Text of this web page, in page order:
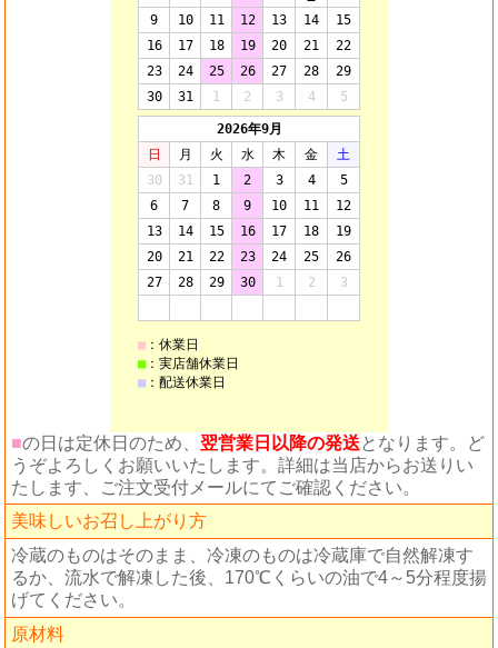
■の日は定休日のため、 翌営業日以降の発送 となります。ど
うぞよろしくお願いいたします。詳細は当店からお送りい
たします、ご注文受付メールにてご確認ください。
美味しいお召し上がり方
冷蔵のものはそのまま、冷凍のものは冷蔵庫で自然解凍す
るか、流水で解凍した後、170℃くらいの油で4～5分程度揚
げてください。
原材料